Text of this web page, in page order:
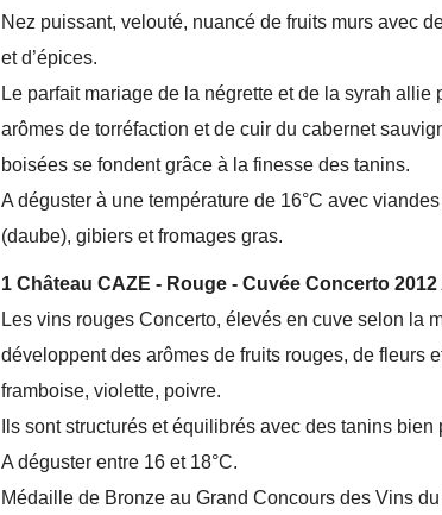
Nez puissant, velouté, nuancé de fruits murs avec
et d’épices.
Le parfait mariage de la négrette et de la syrah
arômes de torréfaction et de cuir du cabernet
boisées se fondent grâce à la finesse des tanins.
A déguster à une température de 16°C avec
(daube), gibiers et fromages gras.
1 Château CAZE - Rouge - Cuvée Concerto 2012
Les vins rouges Concerto, élevés en cuve selon la
développent des arômes de fruits rouges, de fleurs
framboise, violette, poivre.
Ils sont structurés et équilibrés avec des tanins bien
A déguster entre 16 et 18°C.
Médaille de Bronze au Grand Concours des Vins